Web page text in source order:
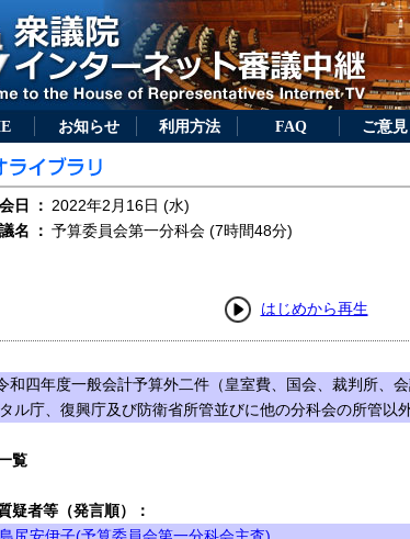
お知らせ 利用方法 FAQ ご意
日 ： 2022年2月16日 (水)
名
： 予算委員会第一分科会 (7時間48分)
はじめから再生
和四年度一般会計予算外二件（皇室費、国会、裁判所、
ル庁、復興庁及び防衛省所管並びに他の分科会の所管以外
覧
疑者等（発言順）：